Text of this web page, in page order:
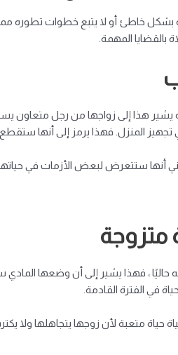
خاطئ أو لا يتبع خطوات تطوره
بالقضايا المهمة.
يشير هذا إلى زواجها من رجل متعاون
المنزل. فهذا يرمز إلى أنها
أنها ستتعرض لبعض الأزمات في
متزوجة
، فهذا يشير إلى أن وضعها المادي
في الفترة القادمة.
حياة متعبة لأن زوجها يتجاهلها ولا